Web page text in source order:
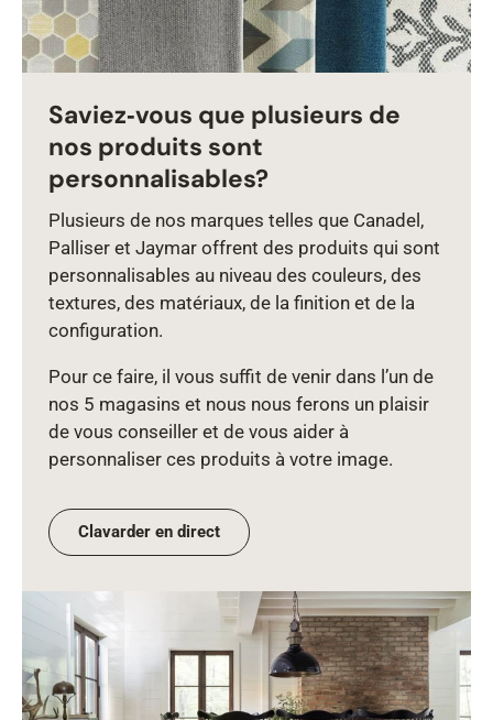
Saviez‑vous que plusieurs de
nos produits sont
personnalisables?
Plusieurs de nos marques telles que Canadel,
Palliser et Jaymar offrent des produits qui sont
personnalisables au niveau des couleurs, des
textures, des matériaux, de la finition et de la
configuration.
Pour ce faire, il vous suffit de venir dans l’un de
nos 5 magasins et nous nous ferons un plaisir
de vous conseiller et de vous aider à
personnaliser ces produits à votre image.
Clavarder en direct